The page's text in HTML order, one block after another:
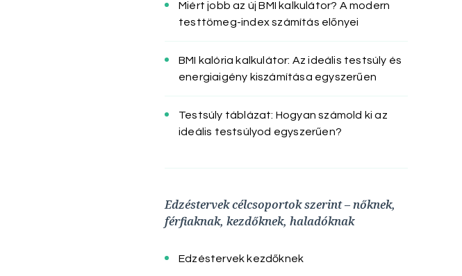
Miért jobb az új BMI kalkulátor? A modern
testtömeg-index számítás előnyei
BMI kalória kalkulátor: Az ideális testsúly és
energiaigény kiszámítása egyszerűen
Testsúly táblázat: Hogyan számold ki az
ideális testsúlyod egyszerűen?
Edzéstervek célcsoportok szerint – nőknek,
férfiaknak, kezdőknek, haladóknak
Edzéstervek kezdőknek